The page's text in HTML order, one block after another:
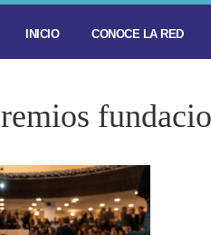
INICIO CONOCE LA RED